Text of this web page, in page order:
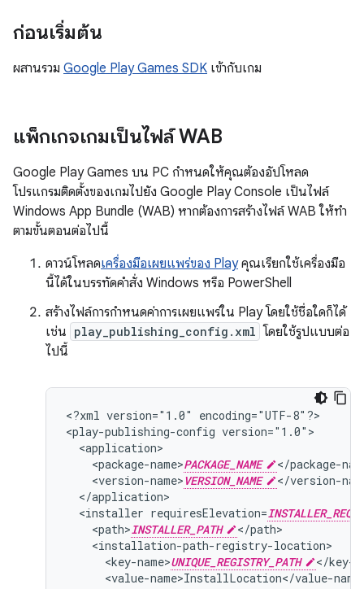
ก่อนเริ่มต้น
ผสานรวม Google Play Games SDK เข้ากับเกม
แพ็กเกจเกมเป็นไฟล์ WAB
Google Play Games บน PC กำหนดให้คุณต้องอัปโหลด
โปรแกรมติดตั้งของเกมไปยัง Google Play Console เป็นไฟล์
Windows App Bundle (WAB) หากต้องการสร้างไฟล์ WAB ให้ทำ
ตามขั้นตอนต่อไปนี้ ​
ดาวน์โหลดเครื่องมือเผยแพร่ของ Playคุณเรียกใช้เครื่องมือ
นี้ได้ในบรรทัดคำสั่ง Windows หรือ PowerShell
สร้างไฟล์การกำหนดค่าการเผยแพร่ใน Play โดยใช้ชื่อใดก็ได้
เช่น play_publishing_config.xml โดยใช้รูปแบบต่อ
ไปนี้
<?xml version="1.0"
encoding="UTF-8"?>
<play-publishing-config
<package-name>PACKAGE_NAME
<version-name>VERSION_NAME
<installer requiresElevation=
<path>INSTALLER_PATH
<key-name>UNIQUE_REGISTRY_PATH